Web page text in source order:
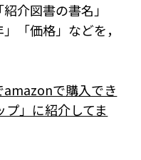
介図書の書名」
「価格」などを，
で購入でき
」に紹介してま